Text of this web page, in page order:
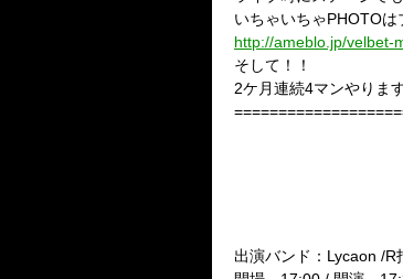
いちゃいちゃPHOTO
http://ameblo.jp/velbet-
そして！！
2ケ月連続4マンやりま
出演バンド：Lycaon /R